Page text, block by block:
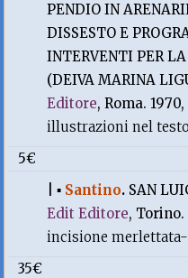
PENDIO IN
DISSESTO E
INTERVENTI PER
(DEIVA MARINA
Editore, Roma.
illustrazioni nel
5€
|▪ Santino. SAN
Edit Editore, Torino.
incisione
35€